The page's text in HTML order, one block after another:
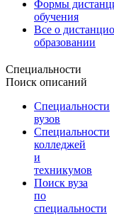
Формы
обучения
Все о
образовании
Специальности
Поиск описаний
Специальности
вузов
Специальности
колледжей
и
техникумов
Поиск вуза
по
специальности